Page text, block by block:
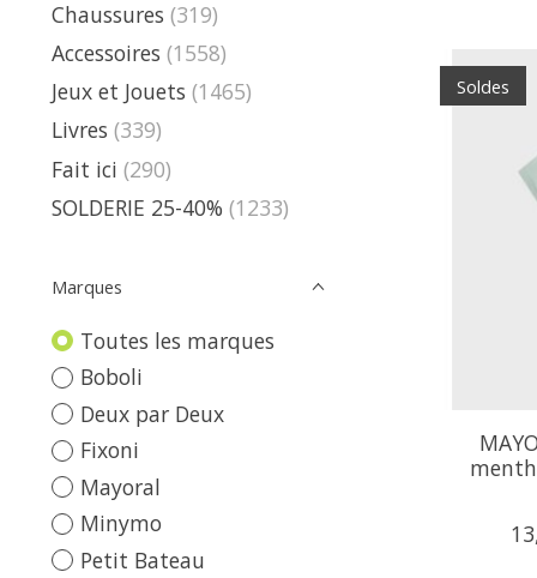
Chaussures (319)
Accessoires (1558)
Jeux et Jouets (1465)
Livres (339)
Fait ici (290)
SOLDERIE 25-40% (1233)
Marques
Toutes les marques
Boboli
Deux par Deux
Fixoni
Mayoral
Minymo
Petit Bateau
Soldes